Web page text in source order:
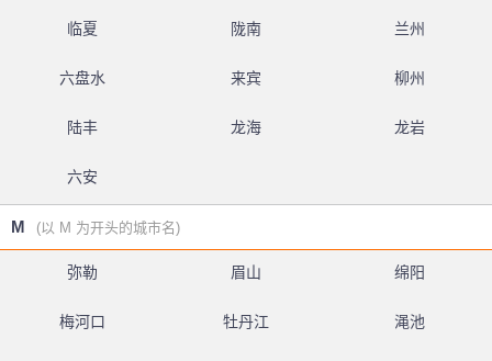
临夏 陇南 兰州
六盘水 来宾 柳州
陆丰 龙海 龙岩
六安
M (以 M 为开头的城市名)
弥勒 眉山 绵阳
梅河口 牡丹江 渑池